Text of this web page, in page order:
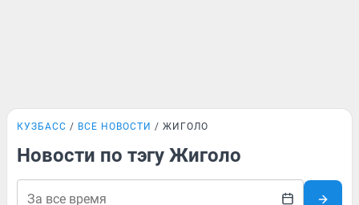
КУЗБАСС ВСЕ НОВОСТИ ЖИГОЛО
Новости по тэгу Жиголо